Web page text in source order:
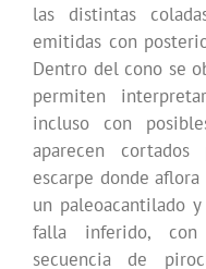
las distintas
emitidas con
Dentro del cono se
permiten
incluso con
aparecen
escarpe donde
un paleoacantilado
falla inferido,
secuencia de